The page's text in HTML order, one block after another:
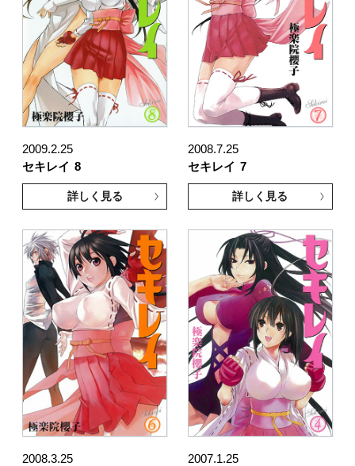
2009.2.25
セキレイ 8
詳しく見る
2008.7.25
セキレイ 7
詳しく見る
2008.3.25
2007.1.25